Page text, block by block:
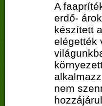
A
erdő-
készített
elégették
nem